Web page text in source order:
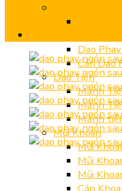
Dao
Cán Dao
Dao Tiện
Mảnh
Mảnh
Mảnh
Mũi Khoan
Mũi
Mũi
Mũi